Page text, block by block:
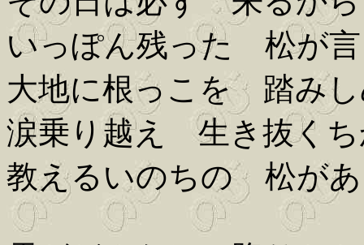
いっぽん残った 松が
大地に根っこを 踏み
涙乗り越え 生き抜くち
教えるいのちの 松が